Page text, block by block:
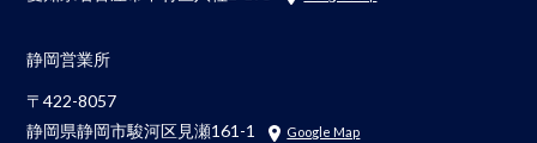
静岡営業所
〒422-8057
静岡県静岡市駿河区見瀬161-1
Google Map